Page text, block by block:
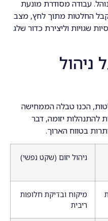
עבודה מסודרת מונעת
החלטות מתוך לחץ, מצב
שגויות וליצירת כדור שלג
ניהול
הכנו טבלה הממחישה
להתנהלות יזומה, דבר
בטווח הארוך.
ניהול יזום (שקט נפשי)
מיקוח ובדיקת חלופות
ריבית